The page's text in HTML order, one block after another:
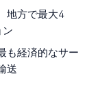
地方で最大4
も経済的なサー
送